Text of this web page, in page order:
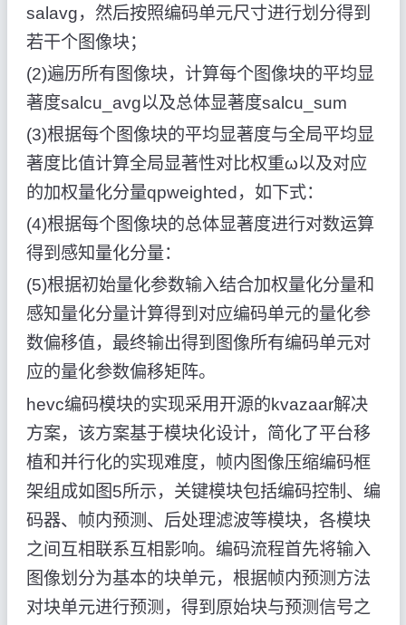
salavg，然后按照编码单元尺寸进行划分得到
若干个图像块；
(2)遍历所有图像块，计算每个图像块的平均显
著度salcu_avg以及总体显著度salcu_sum
(3)根据每个图像块的平均显著度与全局平均显
著度比值计算全局显著性对比权重ω以及对应
的加权量化分量qpweighted，如下式：
(4)根据每个图像块的总体显著度进行对数运算
得到感知量化分量：
(5)根据初始量化参数输入结合加权量化分量和
感知量化分量计算得到对应编码单元的量化参
数偏移值，最终输出得到图像所有编码单元对
应的量化参数偏移矩阵。
hevc编码模块的实现采用开源的kvazaar解决
方案，该方案基于模块化设计，简化了平台移
植和并行化的实现难度，帧内图像压缩编码框
架组成如图5所示，关键模块包括编码控制、编
码器、帧内预测、后处理滤波等模块，各模块
之间互相联系互相影响。编码流程首先将输入
图像划分为基本的块单元，根据帧内预测方法
对块单元进行预测，得到原始块与预测信号之